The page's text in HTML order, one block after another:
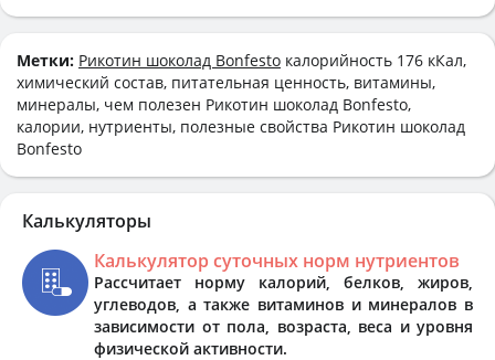
Метки: Рикотин шоколад Bonfesto калорийность 176 кКал,
химический состав, питательная ценность, витамины,
минералы, чем полезен Рикотин шоколад Bonfesto,
калории, нутриенты, полезные свойства Рикотин шоколад
Bonfesto
Калькуляторы
Калькулятор суточных норм нутриентов
Рассчитает норму калорий, белков, жиров,
углеводов, а также витаминов и минералов в
зависимости от пола, возраста, веса и уровня
физической активности.